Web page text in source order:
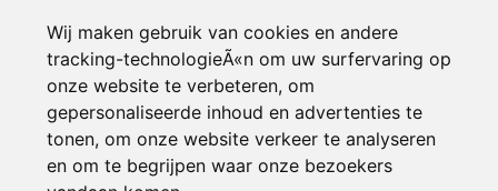
Wij maken gebruik van cookies en andere
tracking-technologieÃ«n om uw surfervaring op
onze website te verbeteren, om
gepersonaliseerde inhoud en advertenties te
tonen, om onze website verkeer te analyseren
en om te begrijpen waar onze bezoekers
Inloggen